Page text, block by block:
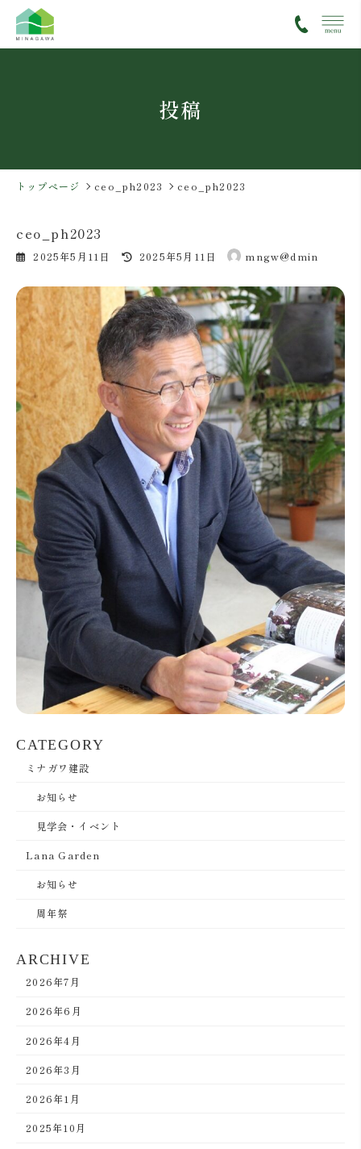
テ
ゲ
投稿
トップページ ceo_ph2023 ceo_ph2023
ceo_ph2023
2025年5月11日
最
新
日
時
:
2025年5月11日 mngw@dmin
CATEGORY
ミナガワ建設
お知らせ
見学会・イベント
Lana Garden
お知らせ
周年祭
ARCHIVE
2026年7月
2026年6月
2026年4月
2026年3月
2026年1月
2025年10月